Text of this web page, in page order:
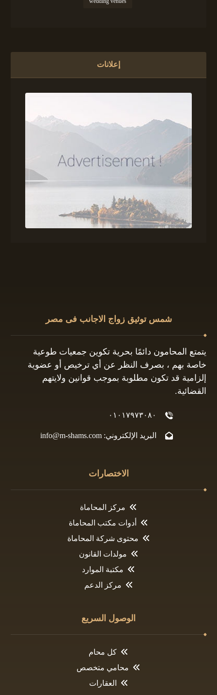
إعلانات
شمس توثيق زواج الاجانب فى مصر
يتمتع المحامون دائمًا بحرية تكوين جمعيات طوعية
خاصة بهم ، بصرف النظر عن أي ترخيص أو عضوية
إلزامية قد تكون مطلوبة بموجب قوانين ولايتهم
القضائية.
٠١٠١٧٩٧٣٠٨٠
البريد الإلكتروني: info@m-shams.com
الاختصارات
مركز المحاماة
أدوات مكتب المحاماة
محتوى شركة المحاماة
مولدات القانون
مكتبة الموارد
مركز الدعم
الوصول السريع
كل محام
محامي متخصص
العقارات